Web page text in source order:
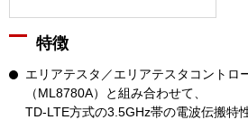
特徴
エリアテスタ／エリアテスタコントロ
（ML8780A）と組み合わせて、
TD-LTE方式の3.5GHz帯の電波伝搬特